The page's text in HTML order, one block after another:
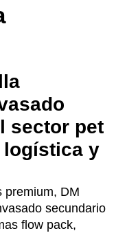
sector pet
logística y
premium, DM
secundario
flow pack,